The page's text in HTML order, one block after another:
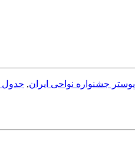
پوستر جشنواره نواحی ایران, جدول